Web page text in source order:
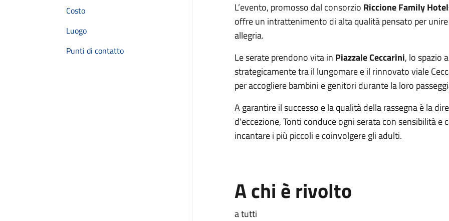
Costo
Luogo
Punti di contatto
L’evento, promosso dal consorzio Riccione Family
offre un intrattenimento di alta qualità pensato per
allegria.
Le serate prendono vita in Piazzale Ceccarini, lo spazio
strategicamente tra il lungomare e il rinnovato viale
per accogliere bambini e genitori durante la loro
A garantire il successo e la qualità della rassegna è la
d'eccezione, Tonti conduce ogni serata con sensibilità
incantare i più piccoli e coinvolgere gli adulti.
A chi è rivolto
a tutti